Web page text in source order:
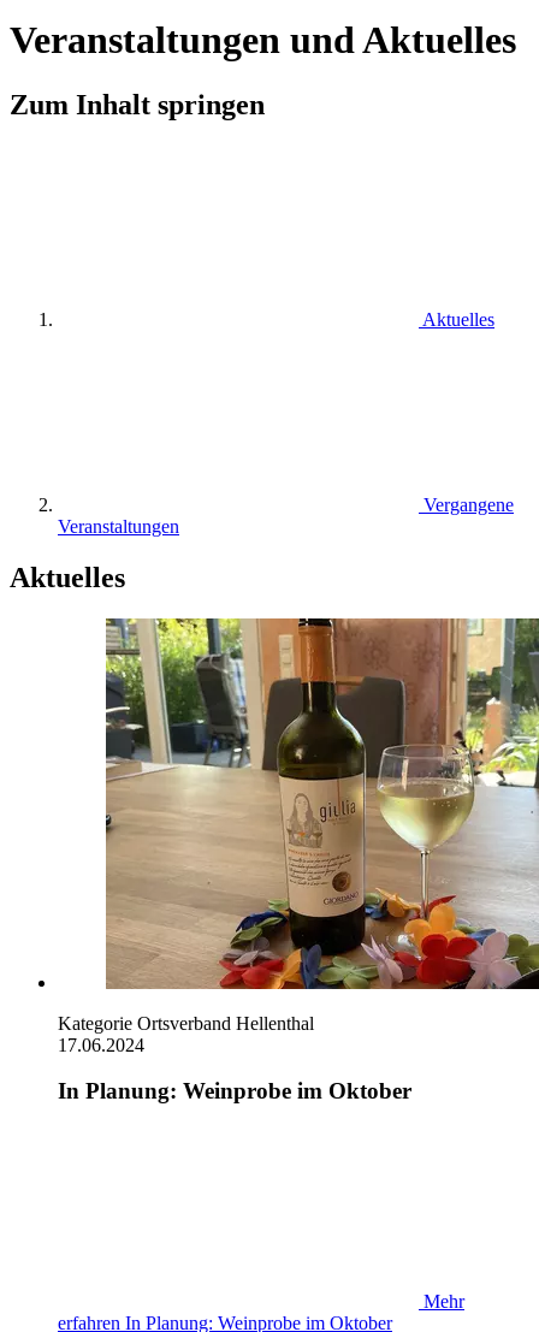
Veranstaltungen und Aktuelles
Zum Inhalt springen
Aktuelles
Vergangene
Veranstaltungen
Aktuelles
Kategorie Ortsverband Hellenthal
17.06.2024
In Planung: Weinprobe im Oktober
Mehr
erfahren In Planung: Weinprobe im Oktober